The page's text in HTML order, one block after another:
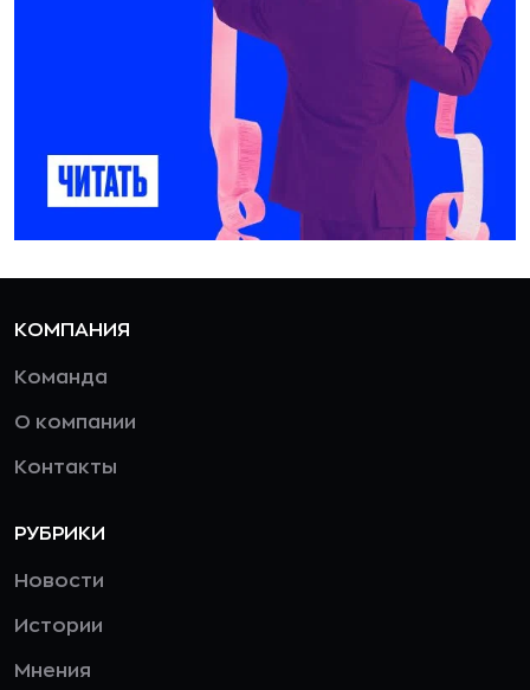
КОМПАНИЯ
Команда
О компании
Контакты
РУБРИКИ
Новости
Истории
Мнения